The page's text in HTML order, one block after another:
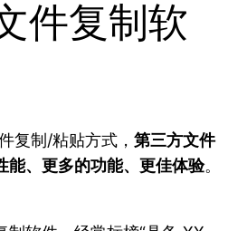
件复制软
复制/粘贴方式， 第三方文件
能、更多的功能、更佳体验。